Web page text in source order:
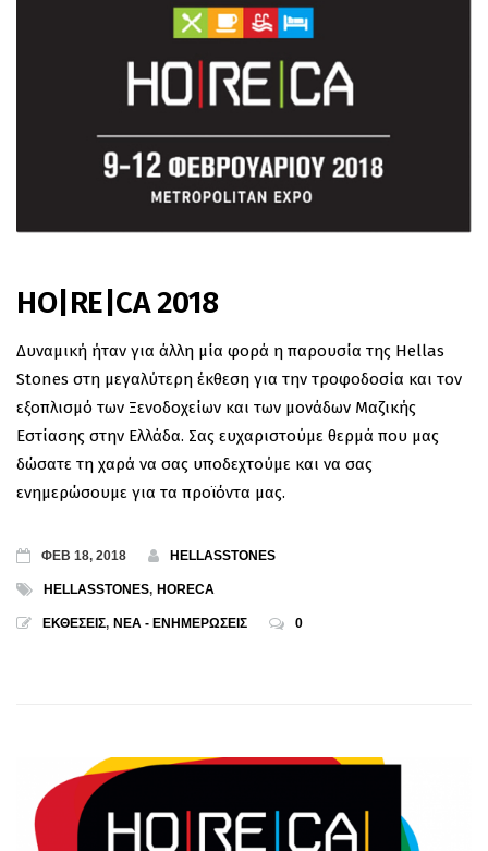
HO|RE|CA 2018
Δυναμική ήταν για άλλη μία φορά η παρουσία της Hellas
Stones στη μεγαλύτερη έκθεση για την τροφοδοσία και τον
εξοπλισμό των Ξενοδοχείων και των μονάδων Μαζικής
Εστίασης στην Ελλάδα. Σας ευχαριστούμε θερμά που μας
δώσατε τη χαρά να σας υποδεχτούμε και να σας
ενημερώσουμε για τα προϊόντα μας.
ΦΕΒ 18, 2018 HELLASSTONES
HELLASSTONES, HORECA
ΕΚΘΕΣΕΙΣ, ΝΕΑ - ΕΝΗΜΕΡΩΣΕΙΣ 0